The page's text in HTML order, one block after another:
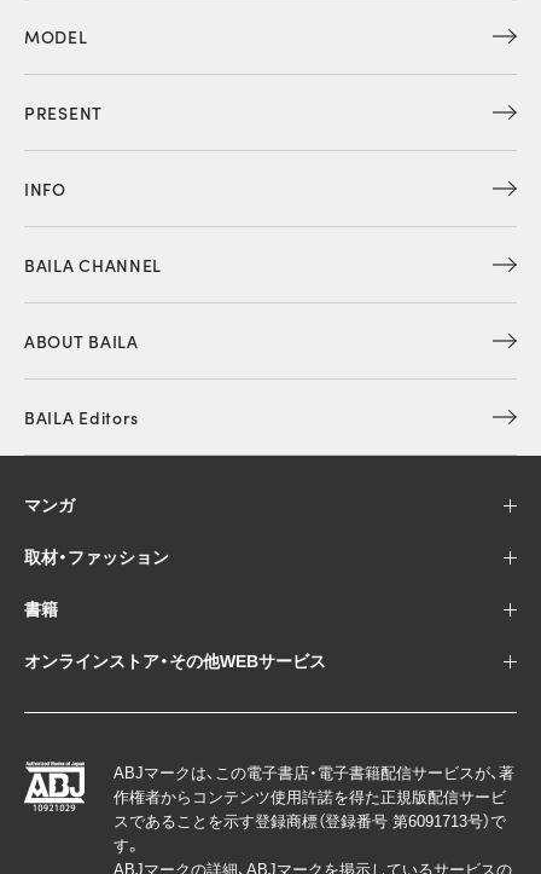
MODEL
PRESENT
INFO
BAILA CHANNEL
ABOUT BAILA
BAILA Editors
マンガ
取材・ファッション
書籍
オンラインストア・その他WEBサービス
ABJマークは、この電子書店・電子書籍配信サービスが、著
作権者からコンテンツ使用許諾を得た正規版配信サービ
スであることを示す登録商標（登録番号 第6091713号）で
す。
ABJマークの詳細、ABJマークを掲示しているサービスの